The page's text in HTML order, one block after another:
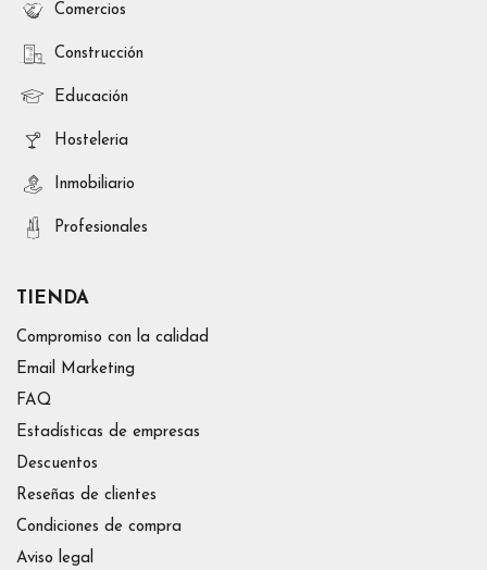
Comercios
Construcción
Educación
Hosteleria
Inmobiliario
Profesionales
TIENDA
Compromiso con la calidad
Email Marketing
FAQ
Estadísticas de empresas
Descuentos
Reseñas de clientes
Condiciones de compra
Aviso legal